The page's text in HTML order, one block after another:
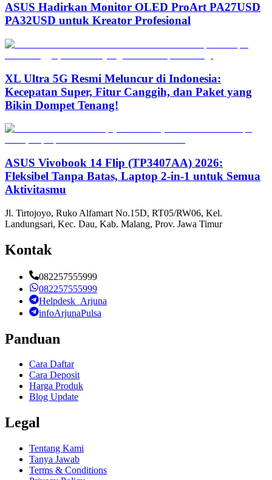
ASUS Hadirkan Monitor OLED ProArt PA27USD
PA32USD untuk Kreator Profesional
XL Ultra 5G Resmi Meluncur di Indonesia:
Kecepatan Super, Fitur Canggih, dan Paket yang
Bikin Dompet Tenang!
ASUS Vivobook 14 Flip (TP3407AA) 2026:
Fleksibel Tanpa Batas, Laptop 2-in-1 untuk Semua
Aktivitasmu
Jl. Tirtojoyo, Ruko Alfamart No.15D, RT05/RW06, Kel.
Landungsari, Kec. Dau, Kab. Malang, Prov. Jawa Timur
Kontak
082257555999
082257555999
Helpdesk_Arjuna
infoArjunaPulsa
Panduan
Cara Daftar
Cara Deposit
Harga Produk
Blog Update
Legal
Tentang Kami
Tanya Jawab
Terms & Conditions